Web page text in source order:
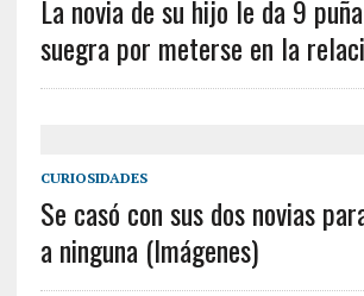
La novia de su hijo le da 9
suegra por meterse en la
CURIOSIDADES
Se casó con sus dos novias
a ninguna (Imágenes)